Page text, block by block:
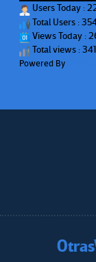
Users Today :
Total Users :
Views Today :
Total views :
Powered By